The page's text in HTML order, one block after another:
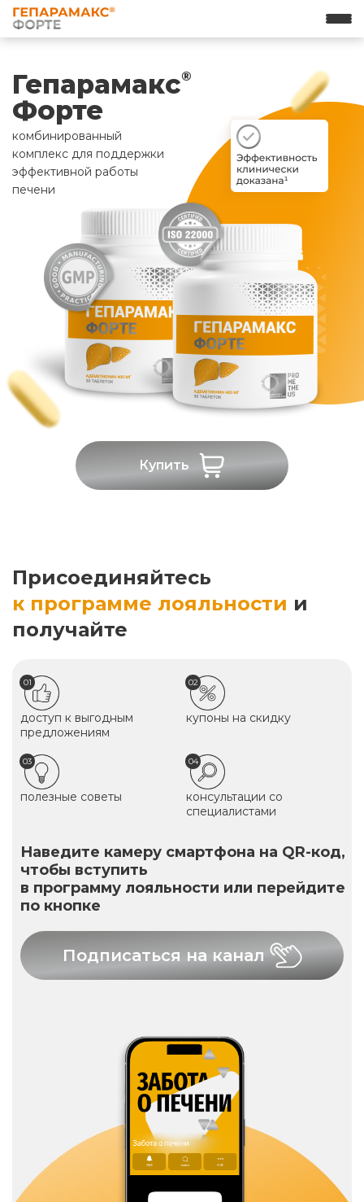
Гепарамакс®
Форте
комбинированный
комплекс для поддержки
эффективной работы
печени
Купить
Присоединяйтесь
к программе лояльности и
получайте
01
доступ к выгодным
предложениям
02
купоны на скидку
03
полезные советы
04
консультации со
специалистами
Наведите камеру смартфона на QR-код,
чтобы вступить
в программу лояльности или перейдите
по кнопке
Подписаться на канал